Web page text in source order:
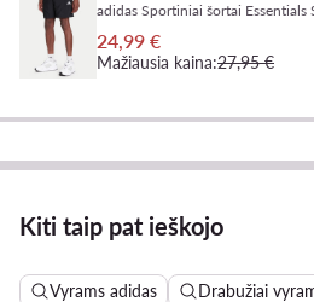
24,99 €
Mažiausia kaina:27,95 €
Kiti taip pat ieškojo
Vyrams adidas Drabužiai